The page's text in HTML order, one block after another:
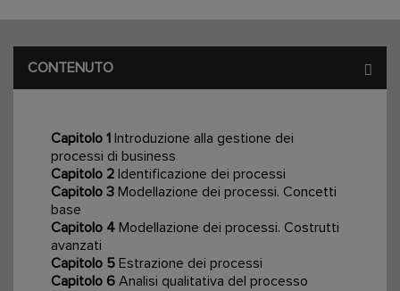
CONTENUTO
Capitolo 1 Introduzione alla gestione dei
processi di business
Capitolo 2 Identificazione dei processi
Capitolo 3 Modellazione dei processi. Concetti
base
Capitolo 4 Modellazione dei processi. Costrutti
avanzati
Capitolo 5 Estrazione dei processi
Capitolo 6Analisi qualitativa del processo